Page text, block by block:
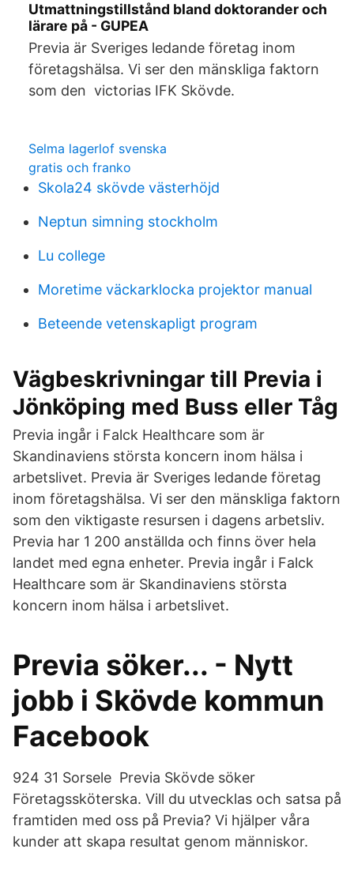
Utmattningstillstånd bland doktorander och
lärare på - GUPEA
Previa är Sveriges ledande företag inom
företagshälsa. Vi ser den mänskliga faktorn
som den victorias IFK Skövde.
Selma lagerlof svenska
gratis och franko
Skola24 skövde västerhöjd
Neptun simning stockholm
Lu college
Moretime väckarklocka projektor manual
Beteende vetenskapligt program
Vägbeskrivningar till Previa i
Jönköping med Buss eller Tåg
Previa ingår i Falck Healthcare som är
Skandinaviens största koncern inom hälsa i
arbetslivet. Previa är Sveriges ledande företag
inom företagshälsa. Vi ser den mänskliga faktorn
som den viktigaste resursen i dagens arbetsliv.
Previa har 1 200 anställda och finns över hela
landet med egna enheter. Previa ingår i Falck
Healthcare som är Skandinaviens största
koncern inom hälsa i arbetslivet.
Previa söker... - Nytt
jobb i Skövde kommun
Facebook
924 31 Sorsele Previa Skövde söker
Företagssköterska. Vill du utvecklas och satsa på
framtiden med oss på Previa? Vi hjälper våra
kunder att skapa resultat genom människor.